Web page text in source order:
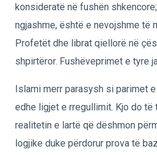
konsideratë në fushën
ngjashme, është e nevojshme të
Profetët dhe librat qiellorë në
shpirtëror. Fushëveprimet e tyre
Islami merr parasysh si parimet
edhe ligjet e rregullimit. Kjo do të
realitetin e lartë që dëshmon
logjike duke përdorur prova të